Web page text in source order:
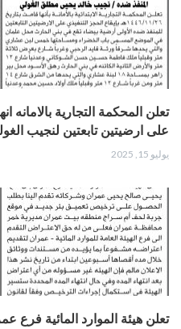
تعلن المحكمة التجارية بالامانه
على ارضيتين تابعتين لنجيب
يوليو 15, 2025
تعلن هيئة الموارد المائية فرع